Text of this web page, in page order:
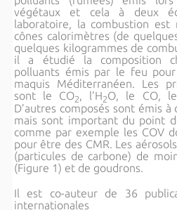
végétaux et cela à deux
laboratoire, la combustion est
cônes calorimètres (de
quelques kilogrammes de
il a étudié la composition
polluants émis par le feu
maquis Méditerranéen. Les
sont le CO2, l’H2O, le CO,
D’autres composés sont émis
mais sont important du point
comme par exemple les COV
pour être des CMR. Les
(particules de carbone) de
(Figure 1) et de goudrons.
Il est co-auteur de 36
internationales